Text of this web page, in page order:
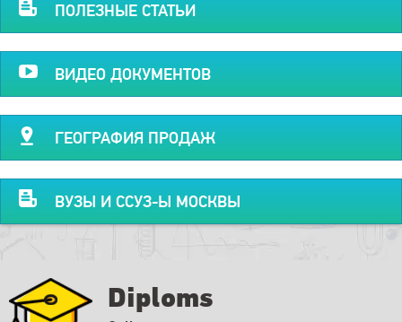
ПОЛЕЗНЫЕ СТАТЬИ
ВИДЕО ДОКУМЕНТОВ
ГЕОГРАФИЯ ПРОДАЖ
ВУЗЫ И ССУЗ-Ы МОСКВЫ
Diploms